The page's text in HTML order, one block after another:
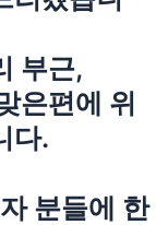
부근,
은편에 위
다.
분들에 한